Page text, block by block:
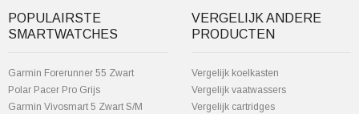
POPULAIRSTE
SMARTWATCHES
Garmin Forerunner 55 Zwart
Polar Pacer Pro Grijs
Garmin Vivosmart 5 Zwart S/M
VERGELIJK ANDERE
PRODUCTEN
Vergelijk koelkasten
Vergelijk vaatwassers
Vergelijk cartridges